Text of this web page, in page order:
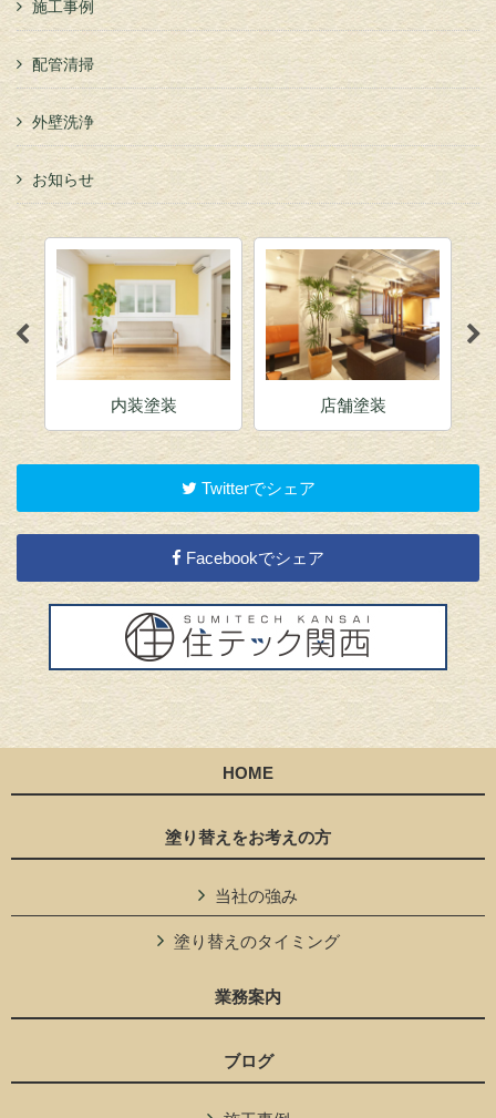
施工事例
配管清掃
外壁洗浄
お知らせ
店舗塗装 アパート塗装
Twitterでシェア
Facebookでシェア
HOME
塗り替えをお考えの方
当社の強み
塗り替えのタイミング
業務案内
ブログ